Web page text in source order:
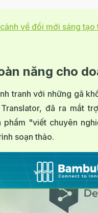
về đổi mới sáng tạo
năng cho
tranh với những gã
đã ra mắt
phẩm "viết chuyên
soạn thảo.